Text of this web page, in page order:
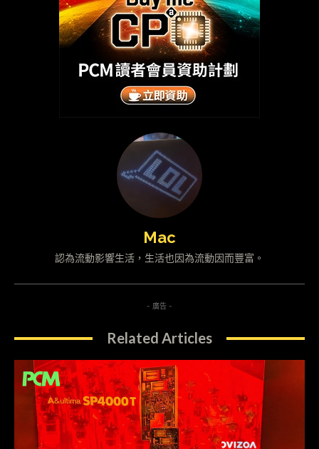
Mac
認為流動影響生活，生活也因為流動因而豐富。
- 廣告 -
Related Articles